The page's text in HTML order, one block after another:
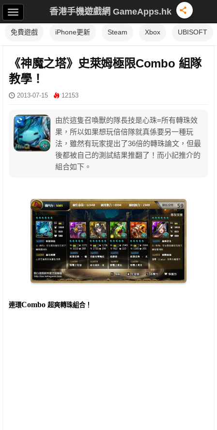
香港手機遊戲網 GameApps.hk
免費遊戲 iPhone更新 Steam Xbox UBISOFT
《神魔之塔》史萊姆極限Combo 組隊
教學！
2013-07-15 12153
由於這隻召喚獸的隊長技是心珠=所有轉珠效
果，所以如果想玩倍倍隊就真係要另一種玩
法，雖然有玩家提出了36倍的轉珠論文，但最
後都被自己的測試結果推翻了！而小記推介的
組合如下。
連環Combo 超爽轉珠組合！